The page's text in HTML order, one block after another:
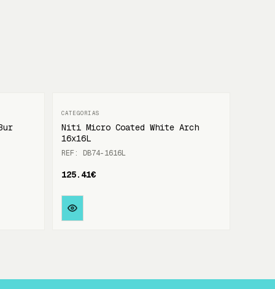
Niti Micro Coated White Arch
16x16L
REF: DB74-1616L
125.41€